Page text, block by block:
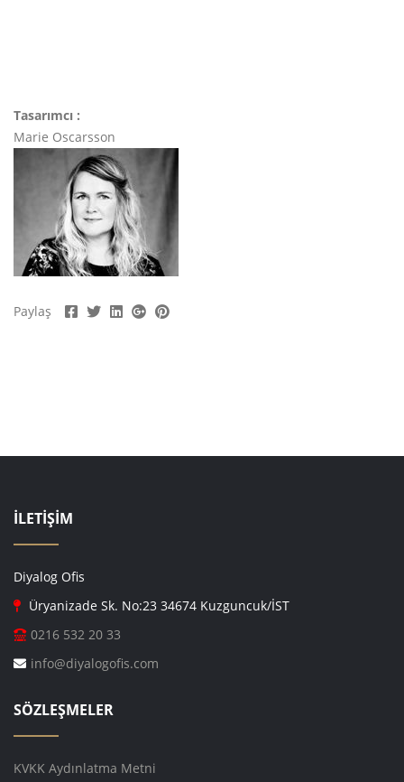
Tasarımcı :
Marie Oscarsson
Paylaş
İLETİŞİM
Diyalog Ofis
Üryanizade Sk. No:23 34674 Kuzguncuk/İST
0216 532 20 33
info@diyalogofis.com
SÖZLEŞMELER
KVKK Aydınlatma Metni